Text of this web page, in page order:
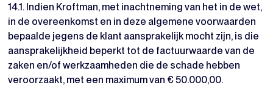
14.1. Indien Kroftman, met inachtneming van het in de wet,
in de overeenkomst en in deze algemene voorwaarden
bepaalde jegens de klant aansprakelijk mocht zijn, is die
aansprakelijkheid beperkt tot de factuurwaarde van de
zaken en/of werkzaamheden die de schade hebben
veroorzaakt, met een maximum van € 50.000,00.